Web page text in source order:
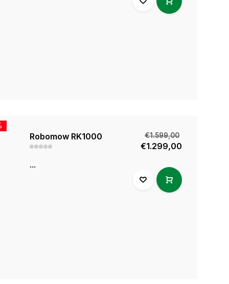
Robomow RK1000
...
€1.599,00
€1.299,00